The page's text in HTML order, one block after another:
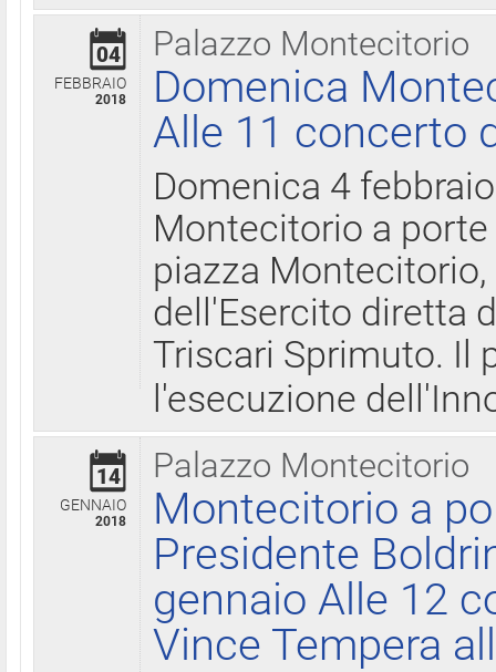
Palazzo Montecitorio
04
FEBBRAIO
2018
Domenica
Alle 11 concerto
Domenica 4
Montecitorio a
piazza
dell'Esercito diretta
Triscari Sprimuto. Il
l'esecuzione
Palazzo Montecitorio
14
GENNAIO
2018
Montecitorio a
Presidente
gennaio Alle 12
Vince Tempera